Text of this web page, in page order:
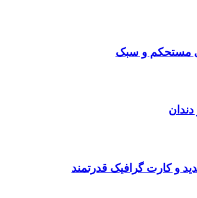
مستحکم و سبک
و کارت گرافیک قدرتمند